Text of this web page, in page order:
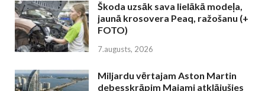
Škoda uzsāk sava lielākā modeļa,
jaunā krosovera Peaq, ražošanu (+
FOTO)
7.augusts, 2026
Miljardu vērtajam Aston Martin
debesskrāpim Maiami atklājušies